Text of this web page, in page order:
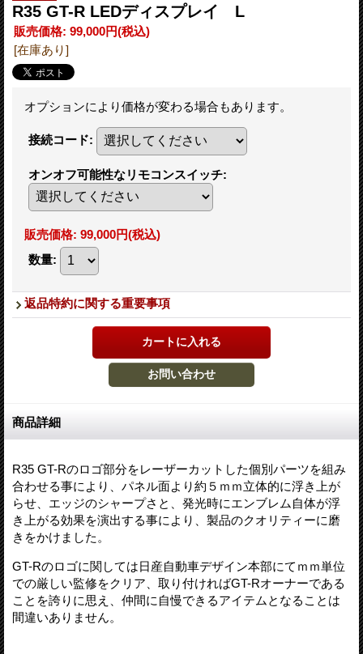
R35 GT-R LEDディスプレイ L
販売価格: 99,000円(税込)
[在庫あり]
オプションにより価格が変わる場合もあります。
接続コード:
オンオフ可能性なリモコンスイッチ:
販売価格: 99,000円(税込)
数量:
返品特約に関する重要事項
商品詳細
R35 GT-Rのロゴ部分をレーザーカットした個別パーツを組み
合わせる事により、パネル面より約５ｍｍ立体的に浮き上が
らせ、エッジのシャープさと、発光時にエンブレム自体が浮
き上がる効果を演出する事により、製品のクオリティーに磨
きをかけました。
GT-Rのロゴに関しては日産自動車デザイン本部にてｍｍ単位
での厳しい監修をクリア、取り付ければGT-Rオーナーである
ことを誇りに思え、仲間に自慢できるアイテムとなることは
間違いありません。